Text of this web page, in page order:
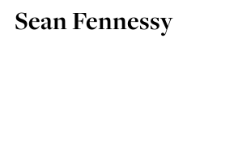
Sean Fennessy